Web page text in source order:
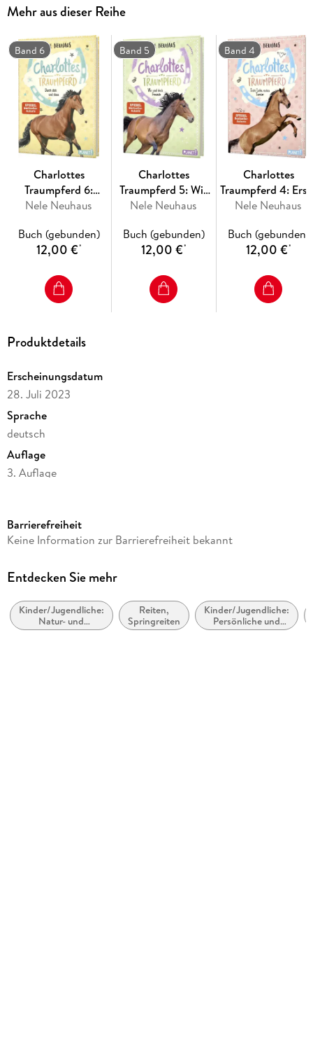
So hat Charlotte sich die Sommerferien gewünscht. Und
Pie völlig verängstigt und lässt niemand an sich heran.
Niemand außer Charlotte. Nach und nach kann sie sein
Vertrauengewinnen. Aber ob es reichen wird, um gemeinsam
das wohlgefährlichste Abenteuerin Charlottes Leben zu
bestehen?
***Gekürzte Textversion mit tollen Zeichnungen***
Begeisterte Leserstimmen zu den LeseCheckern:
"Passend mit der übersichtlichen Schriftgröße ist das
#LesecheckerIn-Paket super abgerundet. Wenn das Bücher
nicht interessant macht, weiß ich auch nicht!" (blaxy87)
Mehr aus dieser Reihe
Band 6
Charlottes
Traumpferd 6:
Durch dick und
Nele Neuhaus
Buch (gebunden)
12,00 €*
Band 5
Charlottes
Traumpferd 5: Wir
sind doch Freunde
Nele Neuhaus
Buch (gebunden)
12,00 €*
Band 4
Charlottes
Traumpferd 4:
Liebe, erstes
Nele Neuhaus
Buch (gebunden)
12,00 €*
Produktdetails
Erscheinungsdatum
28. Juli 2023
Sprache
deutsch
Auflage
3. Auflage
Altersempfehlung
Reihe
Autor/Autorin
Nele Neuhaus
Barrierefreiheit
Keine Information zur Barrierefreiheit bekannt
Entdecken Sie mehr
Kinder/Jugendliche:
Natur- und
Tiergeschichten
Reiten,
Springreiten
Kinder/Jugendliche:
Persönliche und
soziale Themen: